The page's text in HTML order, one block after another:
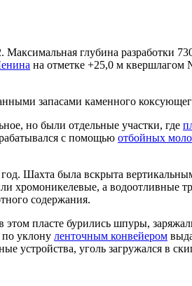
глубина разработки
на отметке +25,0 м
запасами каменного
но были отдельные участки, где
с помощью отбойных
Шахта была вскрыта
а водоотливные
содержания.
пласте бурились шпуры,
по уклону ленточным конвейером
устройства, уголь загружался в